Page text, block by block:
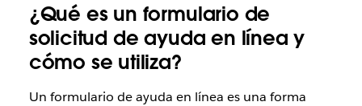
¿Qué es un formulario de
solicitud de ayuda en línea y
cómo se utiliza?
Un formulario de ayuda en línea es una forma